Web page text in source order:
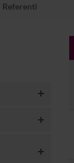
Referenti